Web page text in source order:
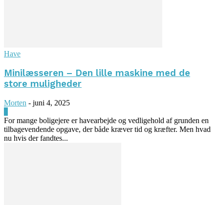
Have
Minilæsseren – Den lille maskine med de
store muligheder
Morten - juni 4, 2025
For mange boligejere er havearbejde og vedligehold af grunden en
tilbagevendende opgave, der både kræver tid og kræfter. Men hvad
nu hvis der fandtes...